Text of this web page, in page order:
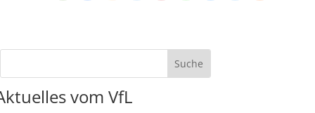
vom VfL